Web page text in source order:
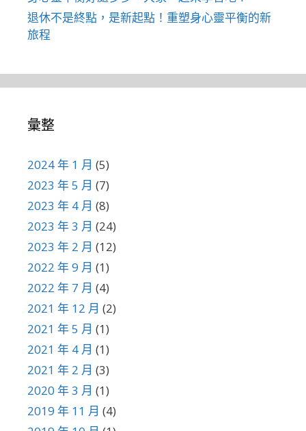
退休不是終點，是新起點！重塑身心靈平衡的新
旅程
彙整
2024 年 1 月 (5)
2023 年 5 月 (7)
2023 年 4 月 (8)
2023 年 3 月 (24)
2023 年 2 月 (12)
2022 年 9 月 (1)
2022 年 7 月 (4)
2021 年 12 月 (2)
2021 年 5 月 (1)
2021 年 4 月 (1)
2021 年 2 月 (3)
2020 年 3 月 (1)
2019 年 11 月 (4)